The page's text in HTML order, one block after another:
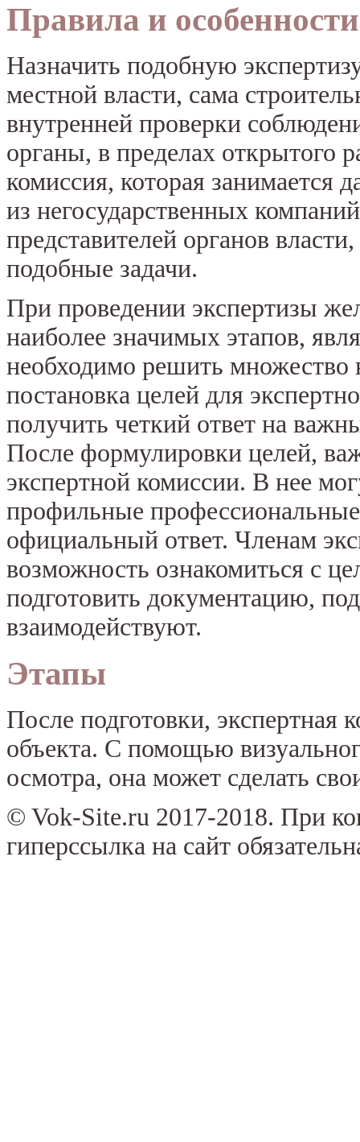
Правила и особенности
Назначить подобную
местной власти, сама
внутренней проверки
органы, в пределах открытого
комиссия, которая занимается
из негосударственных
представителей органов
подобные задачи.
При проведении экспертизы
наиболее значимых этапов,
необходимо решить множество
постановка целей для
получить четкий ответ на
После формулировки целей,
экспертной комиссии. В нее
профильные
официальный ответ. Членам
возможность ознакомиться с
подготовить документацию,
взаимодействуют.
Этапы
После подготовки, экспертная
объекта. С помощью
осмотра, она может сделать
© Vok-Site.ru 2017-2018. При
гиперссылка на сайт